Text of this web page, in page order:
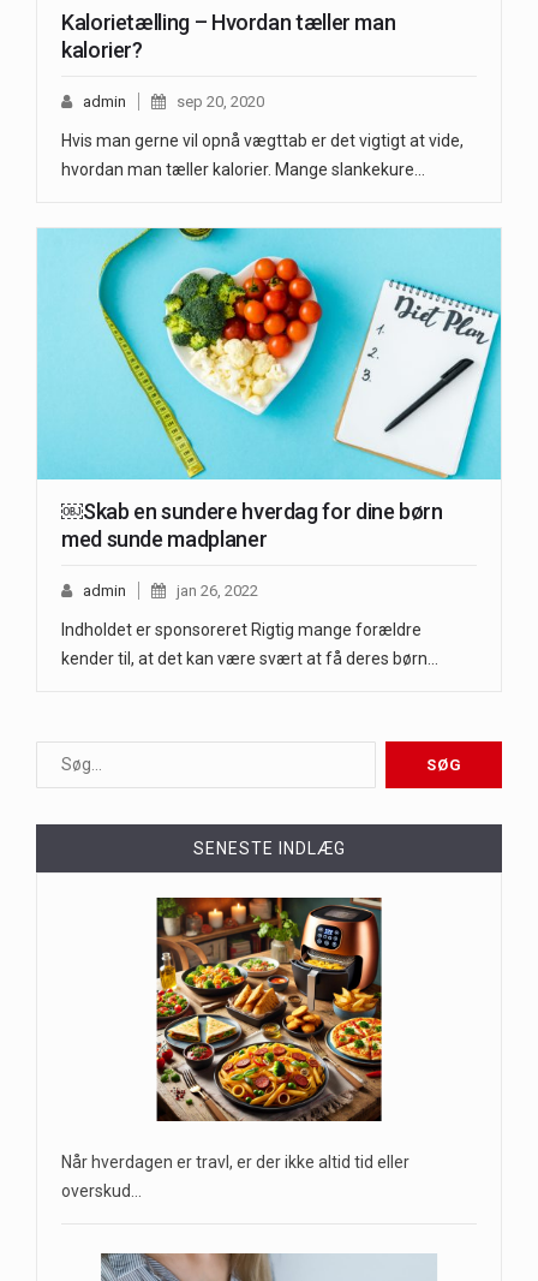
Kalorietælling – Hvordan tæller man
kalorier?
admin sep 20, 2020
Hvis man gerne vil opnå vægttab er det vigtigt at vide,
hvordan man tæller kalorier. Mange slankekure…
￼Skab en sundere hverdag for dine børn
med sunde madplaner
admin jan 26, 2022
Indholdet er sponsoreret Rigtig mange forældre
kender til, at det kan være svært at få deres børn…
SENESTE INDLÆG
Når hverdagen er travl, er der ikke altid tid eller
overskud…